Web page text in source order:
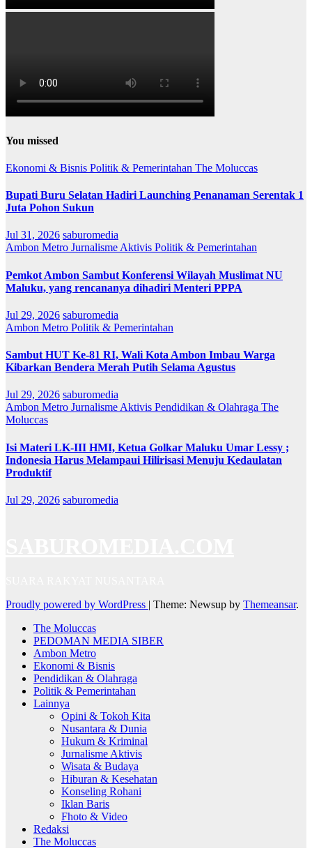
You missed
Ekonomi & Bisnis Politik & Pemerintahan The Moluccas
Bupati Buru Selatan Hadiri Launching Penanaman Serentak 1
Juta Pohon Sukun
Jul 31, 2026 saburomedia
Ambon Metro Jurnalisme Aktivis Politik & Pemerintahan
Pemkot Ambon Sambut Konferensi Wilayah Muslimat NU
Maluku, yang rencananya dihadiri Menteri PPPA
Jul 29, 2026 saburomedia
Ambon Metro Politik & Pemerintahan
Sambut HUT Ke-81 RI, Wali Kota Ambon Imbau Warga
Kibarkan Bendera Merah Putih Selama Agustus
Jul 29, 2026 saburomedia
Ambon Metro Jurnalisme Aktivis Pendidikan & Olahraga The
Moluccas
Isi Materi LK-III HMI, Ketua Golkar Maluku Umar Lessy ;
Indonesia Harus Melampaui Hilirisasi Menuju Kedaulatan
Produktif
Jul 29, 2026 saburomedia
Proudly powered by WordPress | Theme: Newsup by Themeansar.
The Moluccas
PEDOMAN MEDIA SIBER
Ambon Metro
Ekonomi & Bisnis
Pendidikan & Olahraga
Politik & Pemerintahan
Lainnya
Opini & Tokoh Kita
Nusantara & Dunia
Hukum & Kriminal
Jurnalisme Aktivis
Wisata & Budaya
Hiburan & Kesehatan
Konseling Rohani
Iklan Baris
Fhoto & Video
Redaksi
The Moluccas